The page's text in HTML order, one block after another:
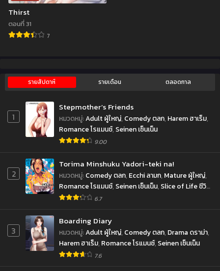
Thirst
ตอนที่ 31
7
รายสัปดาห์ รายเดือน ตลอดกาล
1
Stepmother’s Friends
หมวดหมู่:Adult ผู้ใหญ่, Comedy ตลก, Harem ฮาเร็ม,
Romance โรแมนซ์, Seinen เซ็นเน็น
9.00
2
Torima Minshuku Yadori-teki na!
หมวดหมู่:Comedy ตลก, Ecchi ลามก, Mature ผู้ใหญ่,
Romance โรแมนซ์, Seinen เซ็นเน็น, Slice of Life ชีวิต
ประจำวัน
6.7
3
Boarding Diary
หมวดหมู่:Adult ผู้ใหญ่, Comedy ตลก, Drama ดราม่า,
Harem ฮาเร็ม, Romance โรแมนซ์, Seinen เซ็นเน็น
7.6